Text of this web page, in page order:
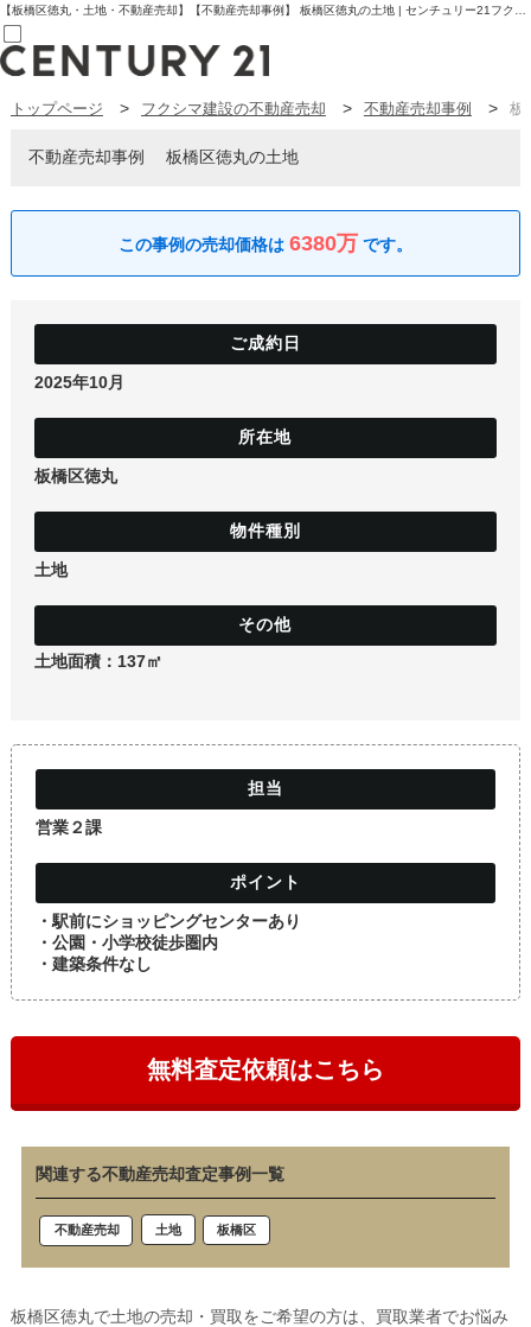
売買部
賃貸部
お気に入り物件一覧
物件を探す
条件から探す
学区から探す
住宅ローン控除シミュレータ
新築戸建て
マンション
トップページ フクシマ建設の不動産売却 不動産売却事例 板
不動産売却事例 板橋区徳丸の土地
6380万
2025年10月
板橋区徳丸
土地
土地面積：137㎡
営業２課
・駅前にショッピングセンターあり
・公園・小学校徒歩圏内
・建築条件なし
無料査定依頼はこちら
関連する不動産売却査定事例一覧
不動産売却 土地 板橋区
板橋区徳丸で土地の売却・買取をご希望の方は、買取業者でお悩み